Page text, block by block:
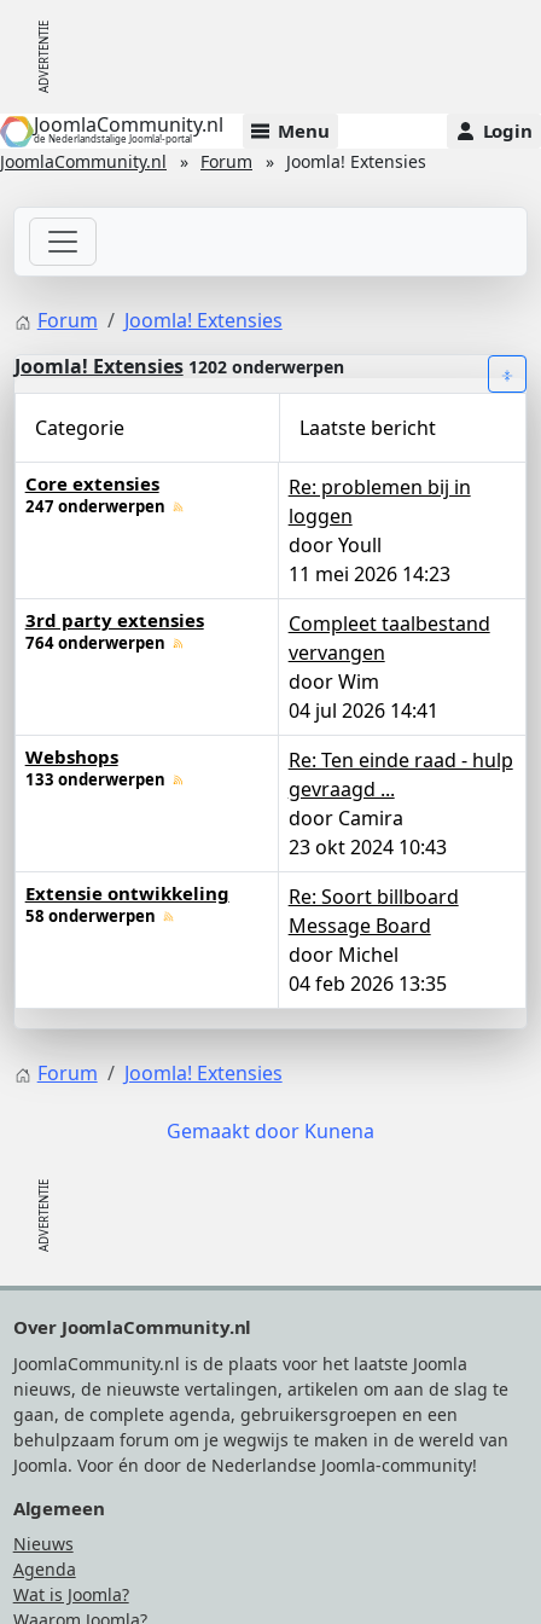
JoomlaCommunity.nl
de Nederlandstalige Joomla!-portal Menu Login
JoomlaCommunity.nl Forum Joomla! Extensies
Forum
Joomla! Extensies
Joomla! Extensies 1202 onderwerpen
Categorie Laatste bericht
Core extensies
247 onderwerpen
Re: problemen bij in
loggen
doorYoull
11 mei 2026 14:23
3rd party extensies
764 onderwerpen
Compleet taalbestand
vervangen
doorWim
04 jul 2026 14:41
Webshops
133 onderwerpen
Re: Ten einde raad - hulp
gevraagd ...
door Camira
23 okt 2024 10:43
Extensie ontwikkeling
58 onderwerpen
Re: Soort billboard
Message Board
door Michel
04 feb 2026 13:35
Forum Joomla! Extensies
Gemaakt door Kunena
Over JoomlaCommunity.nl
JoomlaCommunity.nl is de plaats voor het laatste Joomla
nieuws, de nieuwste vertalingen, artikelen om aan de slag te
gaan, de complete agenda, gebruikersgroepen en een
behulpzaam forum om je wegwijs te maken in de wereld van
Joomla. Voor én door de Nederlandse Joomla-community!
Algemeen
Nieuws
Agenda
Wat is Joomla?